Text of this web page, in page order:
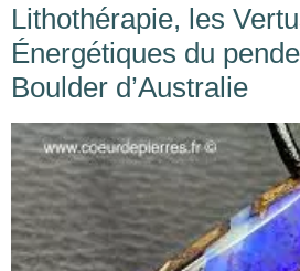
Lithothérapie, les
Énergétiques du
Boulder d’Australie